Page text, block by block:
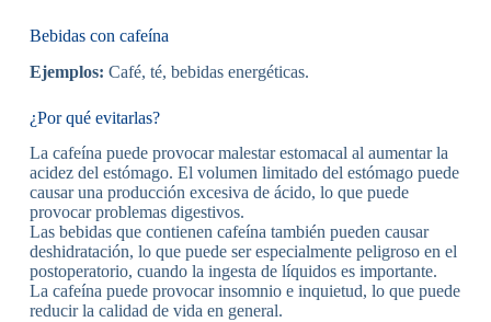
Bebidas con cafeína
Ejemplos: Café, té, bebidas energéticas.
¿Por qué evitarlas?
La cafeína puede provocar malestar estomacal al aumentar la
acidez del estómago. El volumen limitado del estómago puede
causar una producción excesiva de ácido, lo que puede
provocar problemas digestivos.
Las bebidas que contienen cafeína también pueden causar
deshidratación, lo que puede ser especialmente peligroso en el
postoperatorio, cuando la ingesta de líquidos es importante.
La cafeína puede provocar insomnio e inquietud, lo que puede
reducir la calidad de vida en general.